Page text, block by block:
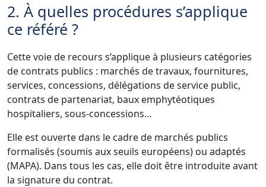
2. À quelles procédures s’applique
ce référé ?
Cette voie de recours s’applique à plusieurs catégories
de contrats publics : marchés de travaux, fournitures,
services, concessions, délégations de service public,
contrats de partenariat, baux emphytéotiques
hospitaliers, sous-concessions…
Elle est ouverte dans le cadre de marchés publics
formalisés (soumis aux seuils européens) ou adaptés
(MAPA). Dans tous les cas, elle doit être introduite avant
la signature du contrat.